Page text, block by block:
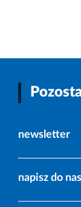
newsletter
napisz do nas